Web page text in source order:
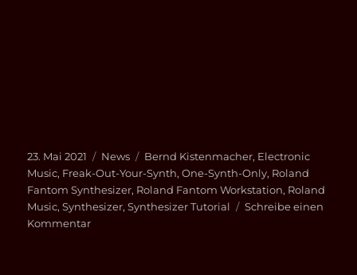
Veröffentlicht
am
23. Mai 2021 Kategorien
News Schlagwörter
Bernd Kistenmacher, Electronic
Music, Freak-Out-Your-Synth,One-Synth-Only, Roland
Fantom Synthesizer, Roland Fantom Workstation, Roland
Music,Synthesizer,Synthesizer Tutorial
Schreibe einen
Kommentarzu